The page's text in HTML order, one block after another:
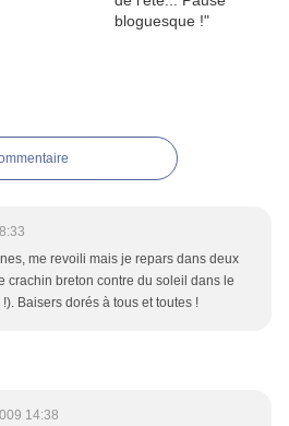
me revoili mais je repars dans deux
crachin breton contre du soleil dans le
Baisers dorés à tous et toutes !
14:38